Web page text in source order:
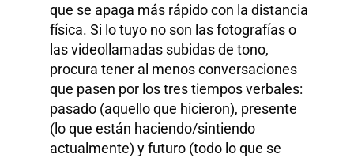
que se apaga más rápido con la distancia
física. Si lo tuyo no son las fotografías o
las videollamadas subidas de tono,
procura tener al menos conversaciones
que pasen por los tres tiempos verbales:
pasado (aquello que hicieron), presente
(lo que están haciendo/sintiendo
actualmente) y futuro (todo lo que se